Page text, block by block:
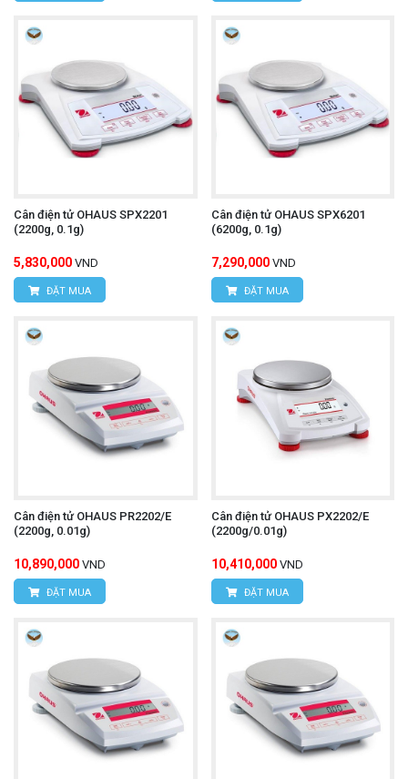
Cân điện tử OHAUS SPX2201
(2200g, 0.1g)
5,830,000 VND
ĐẶT MUA
Cân điện tử OHAUS SPX6201
(6200g, 0.1g)
7,290,000 VND
ĐẶT MUA
Cân điện tử OHAUS PR2202/E
(2200g, 0.01g)
10,890,000 VND
ĐẶT MUA
Cân điện tử OHAUS PX2202/E
(2200g/0.01g)
10,410,000 VND
ĐẶT MUA